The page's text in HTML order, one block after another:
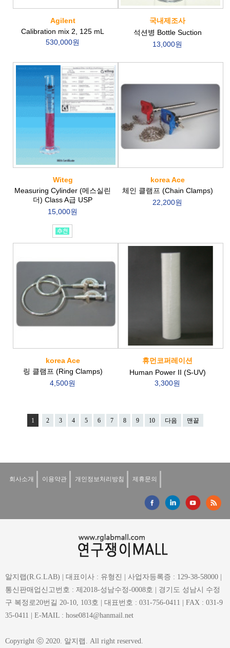
Agilent
Calibration mix 2, 125 mL
530,000원
국내제조사
석션병 Bottle Suction
13,000원
Witeg
Measuring Cylinder (메스실린
더) Class A급 USP
15,000원
korea Ace
체인 클램프 (Chain Clamps)
22,200원
korea Ace
링 클램프 (Ring Clamps)
4,500원
휴먼코퍼레이션
Human Power II (S-UV)
3,300원
1 2 3 4 5 6 7 8 9 10 다음 맨끝
회사소개 이용약관 개인정보처리방침 제휴문의
알지랩(R.G.LAB) | 대표이사 : 유형진 | 사업자등록증 : 129-38-58000 |
통신판매업신고번호 : 제2018-성남수정-0008호 | 경기도 성남시 수정
구 복정로20번길 20-10, 103호 | 대표번호 : 031-756-0411 | FAX : 031-9
35-0411 | E-MAIL : hose0814@hanmail.net
Copyright ⓒ 2020. 알지랩. All right reserved.